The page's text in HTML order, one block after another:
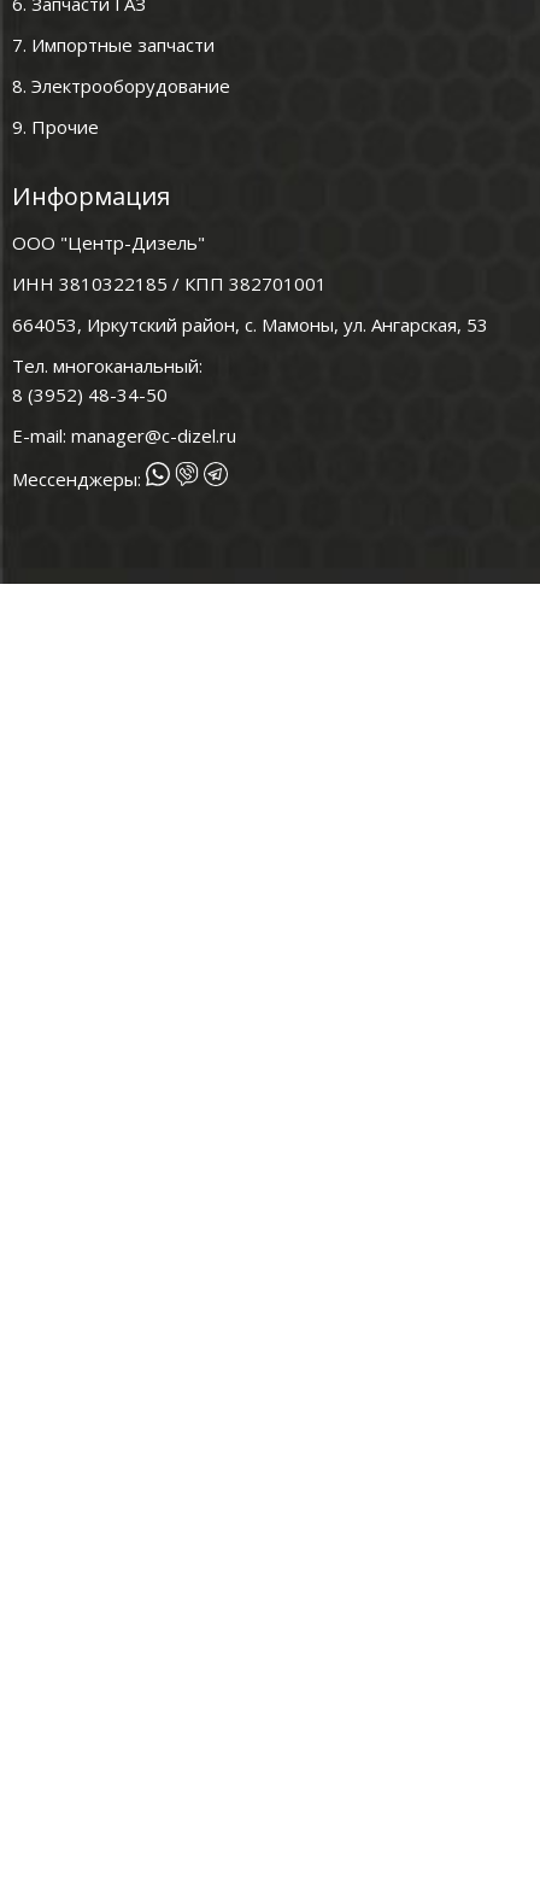
7. Импортные запчасти
8. Электрооборудование
9. Прочие
Информация
ООО "Центр-Дизель"
ИНН 3810322185 / КПП 382701001
664053, Иркутский район, с. Мамоны, ул. Ангарская, 53
Тел. многоканальный:
8 (3952) 48-34-50
E-mail: manager@c-dizel.ru
Мессенджеры: